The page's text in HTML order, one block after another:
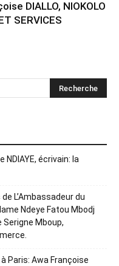
DIALLO, NIOKOLO
SERVICES
écrivain: la
L’Ambassadeur du
Ndeye Fatou Mbodj
Serigne Mboup,
Paris: Awa Françoise